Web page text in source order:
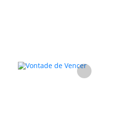
FAVORITO